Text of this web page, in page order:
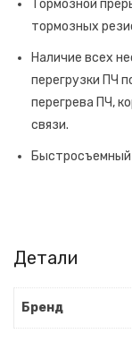
Тормозной
тормозных
Наличие всех
перегрузки ПЧ
перегрева ПЧ,
связи.
Быстросъемный
Детали
Бренд